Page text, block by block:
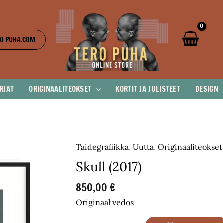
PUHA.COM
ORIGINAALITEOKSET KORTIT JA JULISTEET DESIGN
Taidegrafiikka,Uutta,Originaaliteokset
Skull (2017)
850,00€
Originaalivedos